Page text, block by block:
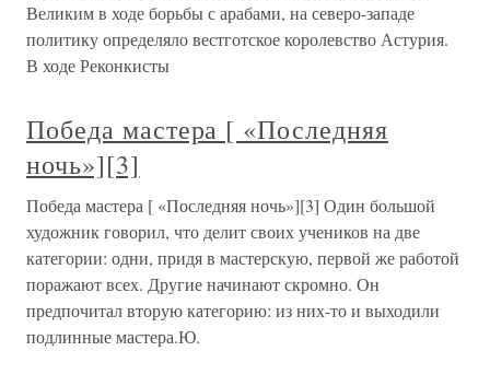
Великим в ходе борьбы с арабами, на северо-западе
политику определяло вестготское королевство Астурия.
В ходе Реконкисты
Победа мастера [ «Последняя
ночь»][3]
Победа мастера [ «Последняя ночь»][3] Один большой
художник говорил, что делит своих учеников на две
категории: одни, придя в мастерскую, первой же работой
поражают всех. Другие начинают скромно. Он
предпочитал вторую категорию: из них-то и выходили
подлинные мастера.Ю.